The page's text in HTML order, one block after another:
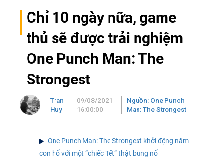
Chỉ 10 ngày nữa, game
thủ sẽ được trải nghiệm
One Punch Man: The
Strongest
Tran
Huy
09/08/2021
16:00:00
Nguồn: One Punch
Man: The Strongest
One Punch Man: The Strongest khởi động năm
con hổ với một “chiếc Tết” thật bùng nổ